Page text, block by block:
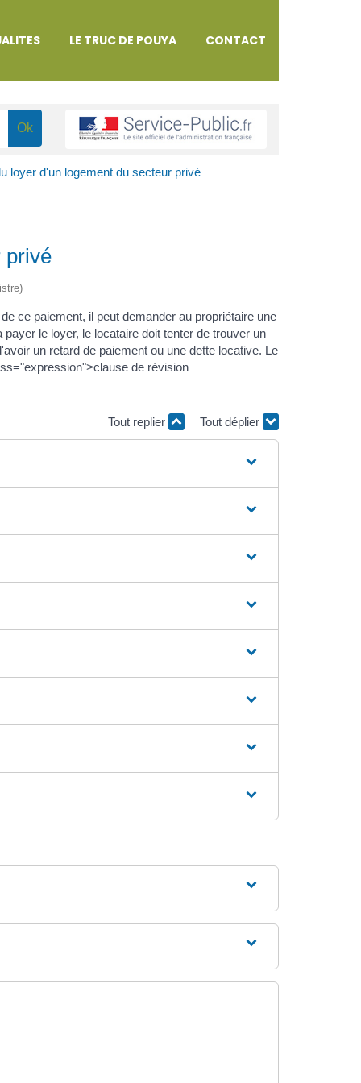
LE TRUC DE POUYA CONTACT
loyer d'un logement du secteur privé
privé
ce paiement, il peut demander au propriétaire une
le loyer, le locataire doit tenter de trouver un
un retard de paiement ou une dette locative. Le
de révision
Tout replier Tout déplier